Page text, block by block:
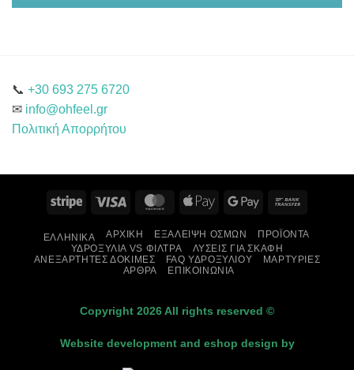
📞 +30 693 275 6720
✉ info@ohfeel.gr
Πολιτική Απορρήτου
Stripe Visa MasterCardApple
Google
ΕΛΛΗΝΙΚΆ ΑΡΧΙΚΉ ΕΞΆΛΕΙΨΗ ΟΣΜΏΝ
ΠΡΟΪΌΝΤΑ
ΥΔΡΟΞΎΛΙΑ VS ΦΊΛΤΡΑ
ΛΎΣΕΙΣ ΓΙΑ ΣΚΆΦΗ
ΑΝΕΞΆΡΤΗΤΕΣ ΔΟΚΙΜΈΣ
FAQ ΥΔΡΟΞΥΛΊΟΥ
ΜΑΡΤΥΡΊΕΣ
ΆΡΘΡΑ
ΕΠΙΚΟΙΝΩΝΊΑ
Copyright 2026 All rights reserved ©
Website development and eshop design by